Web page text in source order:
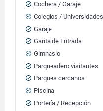
Cochera / Garaje
Colegios / Universidades
Garaje
Garita de Entrada
Gimnasio
Parqueadero visitantes
Parques cercanos
Piscina
Portería / Recepción